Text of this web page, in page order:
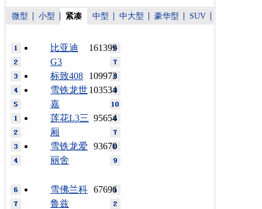
微型 小型 紧凑 中型 中大型 豪华型 SUV
161399
比亚迪
G3
109973
标致408
103534
雪铁龙世
嘉
95654
莲花L3三
厢
93670
雪铁龙爱
丽舍
67696
雪佛兰科
鲁兹